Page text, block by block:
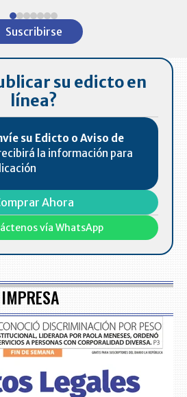
Suscribirse
su edicto en
línea?
su Edicto o Aviso de
la información para
Ahora
vía WhatsApp